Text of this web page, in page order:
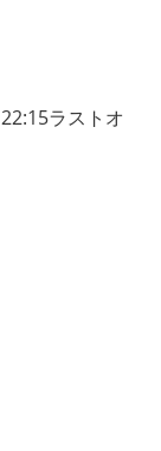
ラストオ